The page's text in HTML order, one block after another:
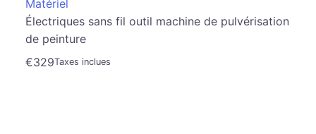
Matériel
Électriques sans fil outil machine de pulvérisation
de peinture
€329Taxes inclues